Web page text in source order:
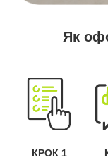
Як
КРОК 1